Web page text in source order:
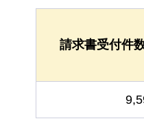
請求書受付件